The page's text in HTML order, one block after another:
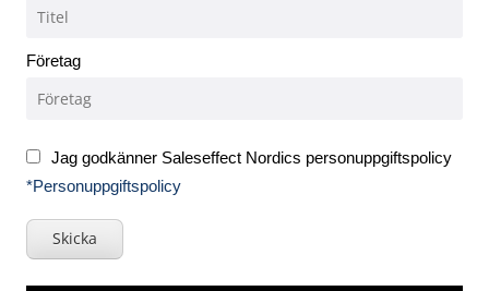
Företag
Jag godkänner Saleseffect Nordics personuppgiftspolicy
*Personuppgiftspolicy
Skicka